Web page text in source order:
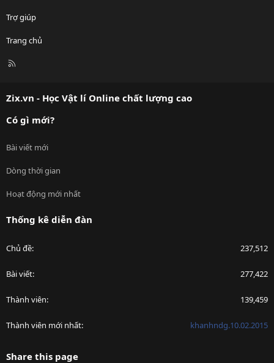
Trợ giúp
Trang chủ
R
Zix.vn - Học Vật lí Online chất lượng cao
Có gì mới?
Bài viết mới
Dòng thời gian
Hoạt động mới nhất
Thống kê diễn đàn
Chủ đề 237,512
Bài viết 277,422
Thành viên 139,459
Thành viên mới nhất khanhndg.10.02.2015
Share this page